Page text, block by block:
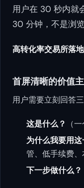
用户在 30 秒内就
30 分钟，不是浏
高转化率交易所落
首屏清晰的价值
用户需要立刻回答
这是什么？
（
为什么我要用这
管、低手续费、
下一步做什么？